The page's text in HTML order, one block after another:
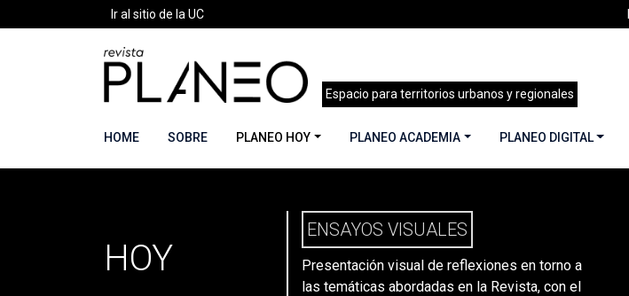
Ir al sitio de la UC
Espacio para territorios urbanos y regionales
HOME SOBRE PLANEO HOY PLANEO ACADEMIA PLANEO DIGITAL
Ensayos Visuales »Página 2
HOY
ENSAYOS VISUALES
Presentación visual de reflexiones en torno a
las temáticas abordadas en la Revista, con el